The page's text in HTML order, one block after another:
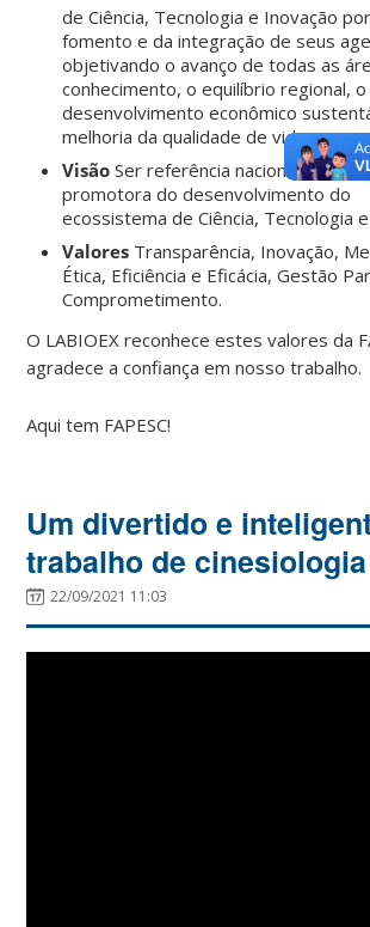
de Ciência, Tecnologia e Inovação
fomento e da integração de seus
objetivando o avanço de todas as
conhecimento, o equilíbrio regional, o
desenvolvimento econômico
melhoria da qualidade de vida.
VisãoSer referência nacional como
promotora do desenvolvimento do
ecossistema de Ciência, Tecnologia
Valores Transparência, Inovação,
Ética, Eficiência e Eficácia, Gestão
Comprometimento.
O LABIOEX reconhece estes valores da
agradece a confiança em nosso trabalho.
Aqui tem FAPESC!
Um divertido e
trabalho de cinesiologia
22/09/2021 11:03